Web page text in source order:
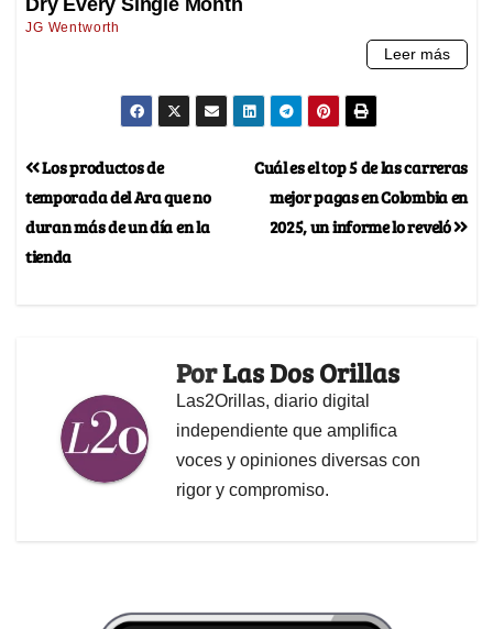
Cuál es el top 5 de las carreras
mejor pagas en Colombia en
2025, un informe lo reveló
Los productos de
temporada del Ara que no
duran más de un día en la
tienda
PorLas Dos Orillas
Las2Orillas, diario digital
independiente que amplifica
voces y opiniones diversas con
rigor y compromiso.